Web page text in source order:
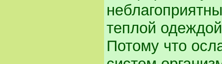
теплой
Потому что